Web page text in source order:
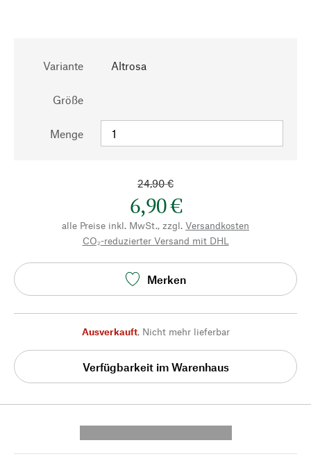
Variante Altrosa
Größe
Menge
24,90 €
6,90 €
alle Preise inkl. MwSt., zzgl. Versandkosten
CO₂-reduzierter Versand mit DHL
Merken
Ausverkauft, Nicht mehr lieferbar
Verfügbarkeit im Warenhaus